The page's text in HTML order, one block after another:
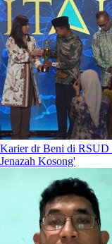
Karier dr Beni di RSUD
Jenazah Kosong'